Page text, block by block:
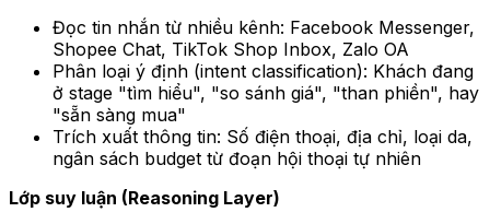
Đọc tin nhắn từ nhiều kênh: Facebook Messenger,
Shopee Chat, TikTok Shop Inbox, Zalo OA
Phân loại ý định (intent classification): Khách đang
ở stage "tìm hiểu", "so sánh giá", "than phiền", hay
"sẵn sàng mua"
Trích xuất thông tin: Số điện thoại, địa chỉ, loại da,
ngân sách budget từ đoạn hội thoại tự nhiên
Lớp suy luận (Reasoning Layer)